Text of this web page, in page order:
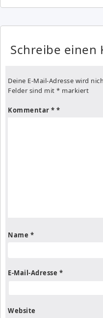
Schreibe einen
Deine E-Mail-Adresse wird
Felder sind mit * markiert
Kommentar *
Name *
E-Mail-Adresse *
Website